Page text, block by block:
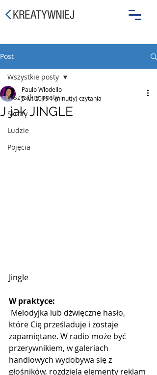
Post
Wszystkie posty
Skróty
Ludzie
Pojęcia
Wszystkie posty
J jak JINGLE
Paulo Wlodello
5 lut 20191 minut(y) czytania
Jingle
W praktyce:
które Cię prześladuje i zostaje
zapamiętane. W radio może być
przerywnikiem, w galeriach
handlowych wydobywa się z
głośników, rozdziela elementy reklam